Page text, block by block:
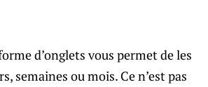
d’onglets vous permet de les
semaines ou mois. Ce n’est pas